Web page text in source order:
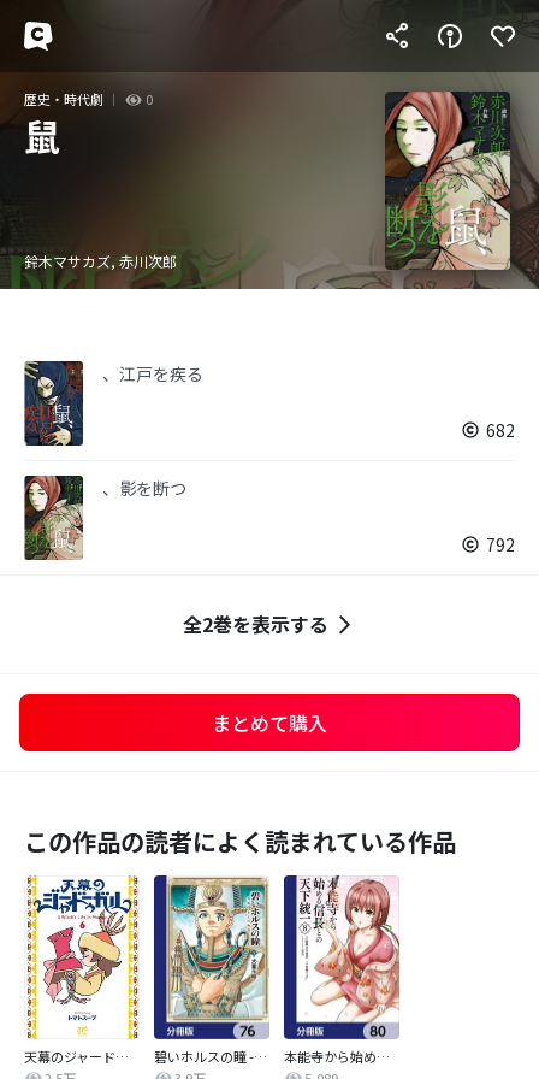
歴史・時代劇 0
鼠
鈴木マサカズ, 赤川次郎
、江戸を疾る
682
、影を断つ
792
全2巻を表示する
まとめて購入
この作品の読者によく読まれている作品
天幕のジャードゥーガル
碧いホルスの瞳 -男装の女王の物語-【分冊版】
本能寺から始める信長との天下統一【分冊版】